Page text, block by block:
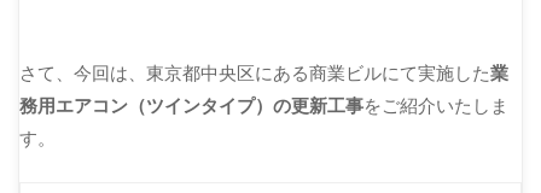
さて、今回は、東京都中央区にある商業ビルにて実施した業
務用エアコン（ツインタイプ）の更新工事をご紹介いたしま
す。